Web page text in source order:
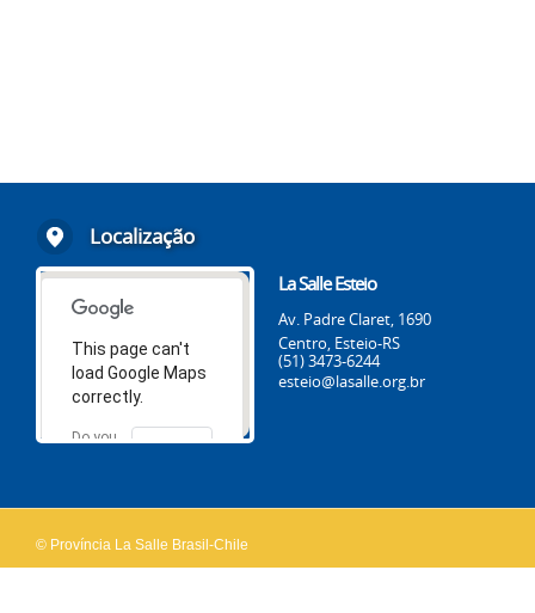
Localização
This page can't
load Google Maps
correctly.
Do you
OK
La Salle Esteio
Av. Padre Claret, 1690
Centro, Esteio-RS
(51) 3473-6244
esteio@lasalle.org.br
© Província La Salle Brasil-Chile